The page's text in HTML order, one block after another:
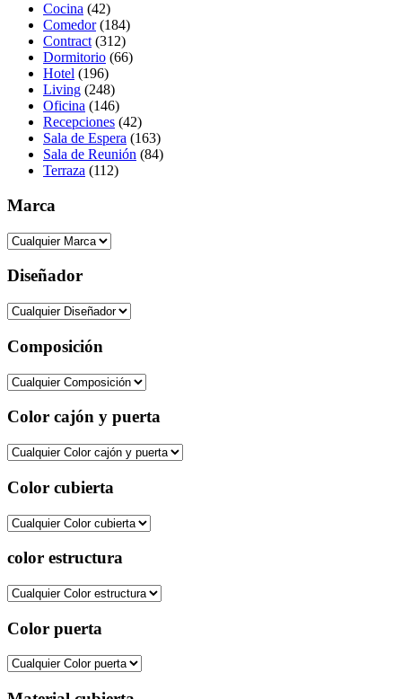
Cocina (42)
Comedor(184)
Contract (312)
Dormitorio (66)
Hotel (196)
Living (248)
Oficina (146)
Recepciones (42)
Sala de Espera (163)
Sala de Reunión (84)
Terraza (112)
Marca
Diseñador
Composición
Color cajón y puerta
Color cubierta
color estructura
Color puerta